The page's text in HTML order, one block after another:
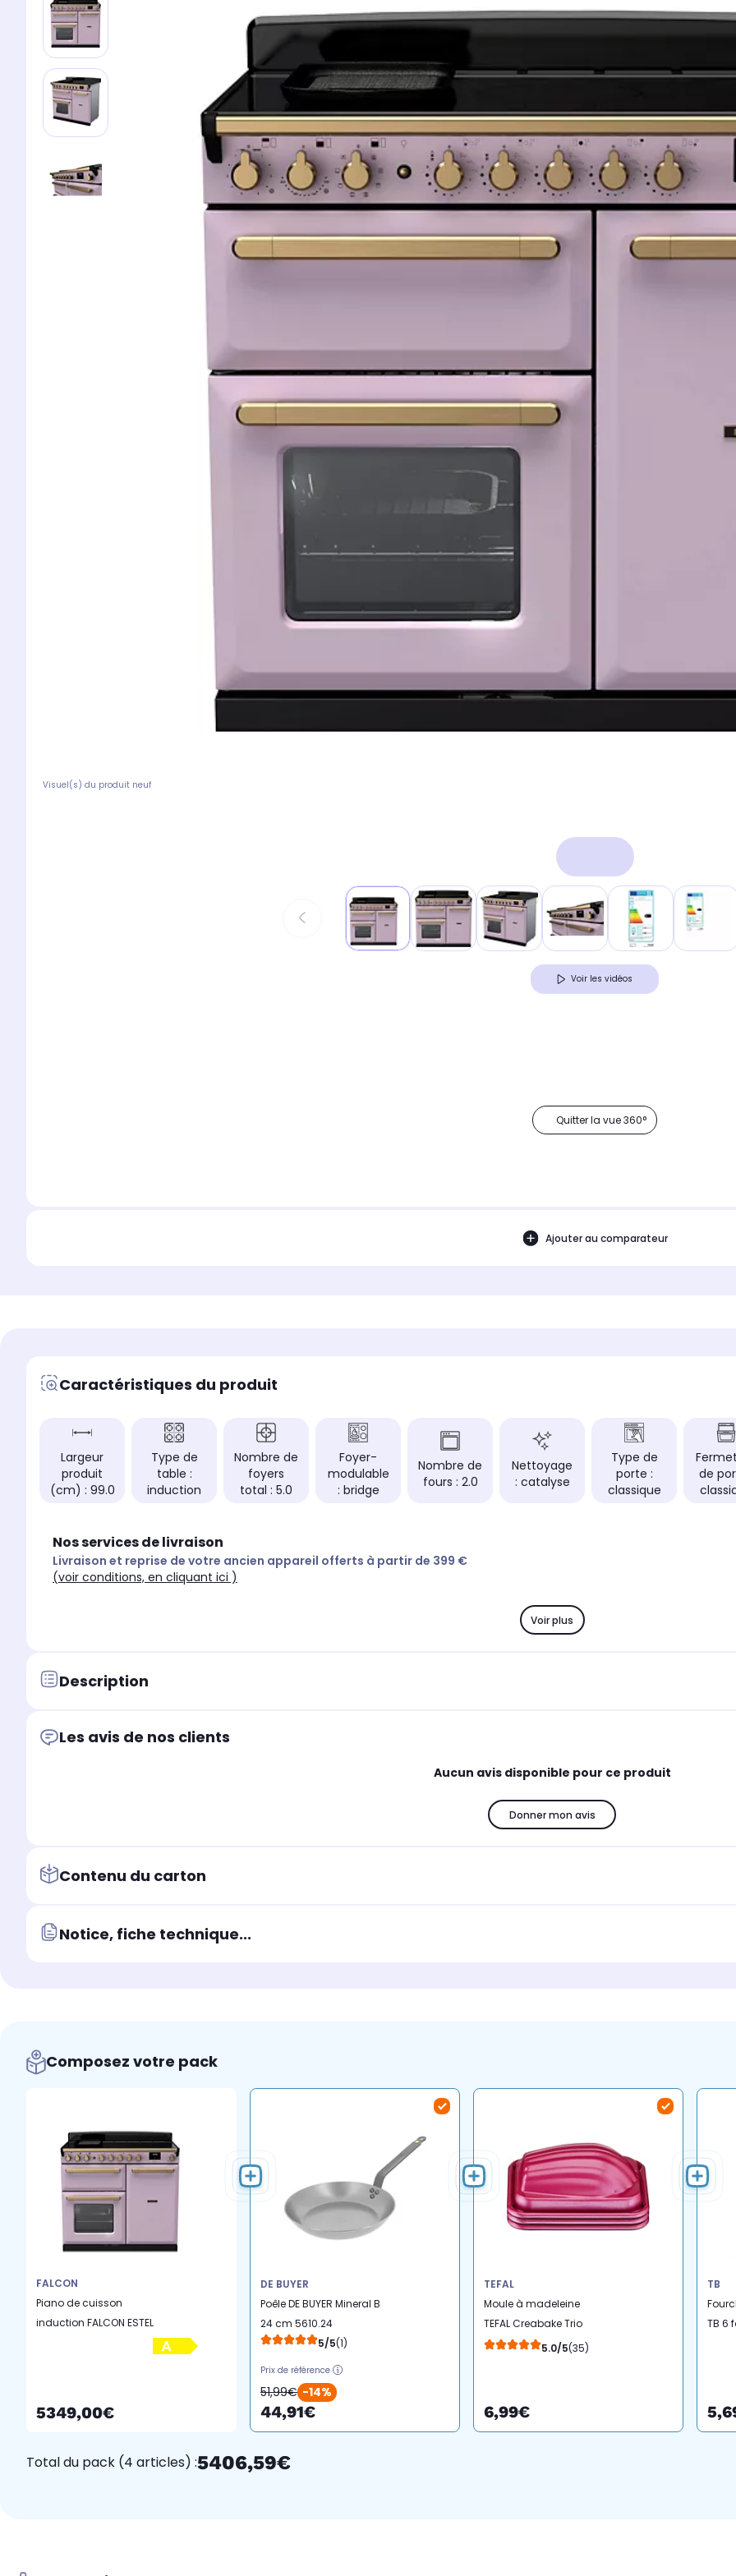
Visuel(s) du produit neuf
Voir les vidéos
Quitter la vue 360°
Ajouter au comparateur
Caractéristiques du produit
Largeur
produit
(cm) : 99.0
Type de
table :
induction
Nombre de
foyers
total : 5.0
Foyer-
modulable
: bridge
Nombre de
fours : 2.0
Nettoyage
: catalyse
Type de
porte :
classique
de
Nos services de livraison
Livraison et reprise de votre ancien appareil offerts à partir de 399 €
(voir conditions, en cliquant ici )
Voir plus
Description
Les avis de nos clients
Aucun avis disponible pour ce produit
Donner mon avis
Contenu du carton
Notice, fiche technique...
Composez votre pack
FALCON
Piano de cuisson
induction FALCON ESTEL
5349,00€
DE BUYER
Poêle DE BUYER Mineral B
24 cm 5610.24
5/5(1)
Prix de référence
51,99€ -14%
44,91€
TEFAL
Moule à madeleine
TEFAL Creabake Trio
madeleines 8.3 x 6.5 cm
5.0/5(35)
6,99€
TB
TB 6
Total du pack (4 articles) :5406,59€